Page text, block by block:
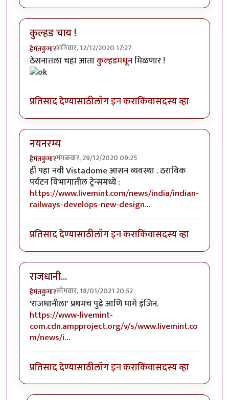
कुल्हड चाय !
हेमंतकुमारशनिवार, 12/12/2020 17:27
ठेसनातला चहा आताकुल्हडमधूनमिळणार !
प्रतिसाद देण्यासाठीलॉग इन कराकिंवासदस्य व्हा
नयनरम्य
हेमंतकुमारमंगळवार, 29/12/2020 09:25
ही पहा नवी Vistadome आसन व्यवस्था . ठराविक
पर्यटन विभागातील ट्रेन्समध्ये :
https://www.livemint.com/news/india/indian-
railways-develops-new-design…
प्रतिसाद देण्यासाठीलॉग इन कराकिंवासदस्य व्हा
राजधानी...
हेमंतकुमारसोमवार, 18/01/2021 20:52
'राजधानीला' प्रथमच पुढे आणि मागे इंजिन.
https://www-livemint-
com.cdn.ampproject.org/v/s/www.livemint.co
m/news/i…
प्रतिसाद देण्यासाठीलॉग इन कराकिंवासदस्य व्हा